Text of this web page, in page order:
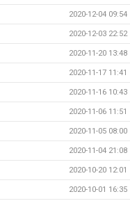
2020-12-04 09:54
2020-12-03 22:52
2020-11-20 13:48
2020-11-17 11:41
2020-11-16 10:43
2020-11-06 11:51
2020-11-05 08:00
2020-11-04 21:08
2020-10-20 12:01
2020-10-01 16:35